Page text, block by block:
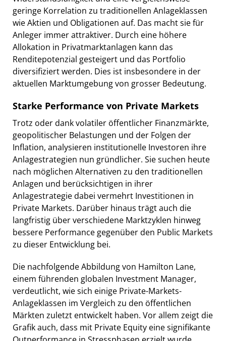
geringe Korrelation zu traditionellen Anlageklassen
wie Aktien und Obligationen auf. Das macht sie für
Anleger immer attraktiver. Durch eine höhere
Allokation in Privatmarktanlagen kann das
Renditepotenzial gesteigert und das Portfolio
diversifiziert werden. Dies ist insbesondere in der
aktuellen Marktumgebung von grosser Bedeutung.
Starke Performance von Private Markets
Trotz oder dank volatiler öffentlicher Finanzmärkte,
geopolitischer Belastungen und der Folgen der
Inflation, analysieren institutionelle Investoren ihre
Anlagestrategien nun gründlicher. Sie suchen heute
nach möglichen Alternativen zu den traditionellen
Anlagen und berücksichtigen in ihrer
Anlagestrategie dabei vermehrt Investitionen in
Private Markets. Darüber hinaus trägt auch die
langfristig über verschiedene Marktzyklen hinweg
bessere Performance gegenüber den Public Markets
zu dieser Entwicklung bei.
Die nachfolgende Abbildung von Hamilton Lane,
einem führenden globalen Investment Manager,
verdeutlicht, wie sich einige Private-Markets-
Anlageklassen im Vergleich zu den öffentlichen
Märkten zuletzt entwickelt haben. Vor allem zeigt die
Grafik auch, dass mit Private Equity eine signifikante